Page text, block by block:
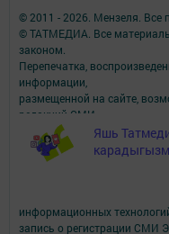
Яшь
© 2011 - 2026. Мензеля. Все
© ТАТМЕДИА. Все
законом.
Перепечатка,
информации,
размещенной на сайте,
редакций СМИ.
При поддержке
коммуникациям.
Наименование СМИ:
СМИ зарегистрировано
информационных
запись о регистрации СМИ